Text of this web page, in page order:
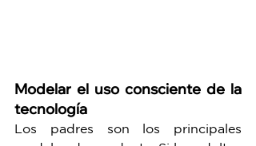
Modelar el uso consciente de la
tecnología
Los padres son los principales